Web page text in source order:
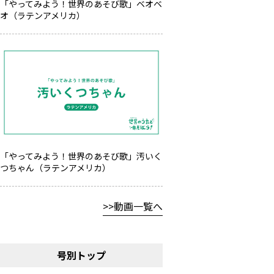
「やってみよう！世界のあそび歌」ベオベ
オ（ラテンアメリカ）
「やってみよう！世界のあそび歌」汚いく
つちゃん（ラテンアメリカ）
動画一覧へ
号別トップ